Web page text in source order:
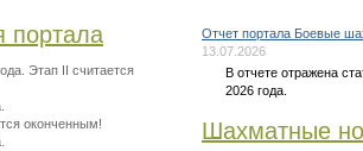
портала
Этап II считается
оконченным!
Отчет портала Боевые
13.07.2026
В отчете отражена
2026 года.
Шахматные